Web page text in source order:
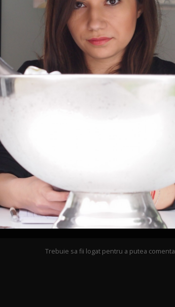
Trebuie sa fii logat pentru a putea comenta